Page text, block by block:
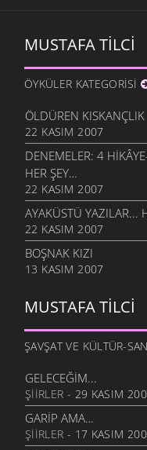
MUSTAFA TILCI
ÖYKÜLER KATEGORISI
ÖLDÜREN KISKANÇLIK
22 KASIM 2007
DENEMELER: 4
HER ŞEY…
22 KASIM 2007
AYAKÜSTÜ YAZILAR...
22 KASIM 2007
BOŞNAK KIZI
13 KASIM 2007
MUSTAFA TILCI
ŞAVŞAT VE KÜLTÜR-
GELECEĞIM...
ŞIIRLER - 29 KASIM
GARIP AMA…
ŞIIRLER - 17 KASIM